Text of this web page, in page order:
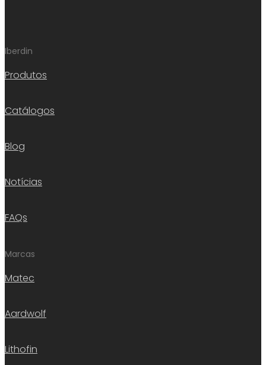
Iberdin
Produtos
Catálogos
Blog
Notícias
FAQs
Marcas
Matec
Aardwolf
Lithofin